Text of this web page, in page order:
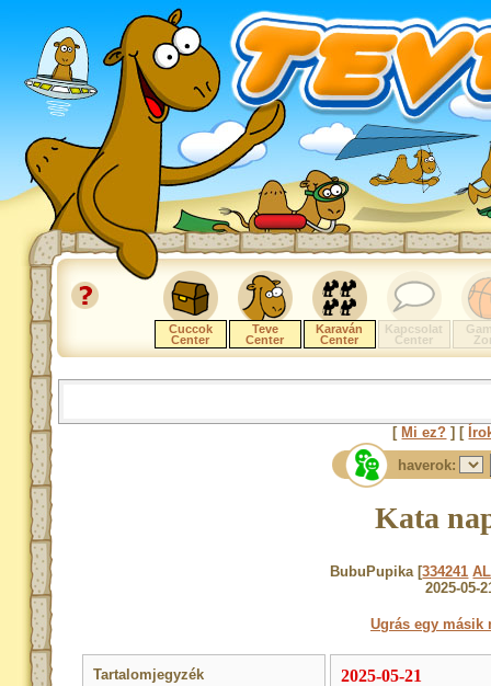
Cuccok
Center
Teve
Center
Karaván
Center
Kapcsolat
Center
[ Mi ez? ] [
haverok:
Kata
BubuPupika [334241 AL
2025-05-
Ugrás egy másik
Tartalomjegyzék
2025-05-21